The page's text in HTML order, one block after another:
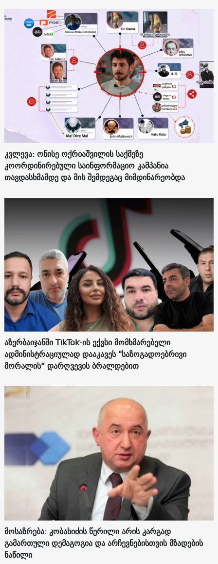
კვლევა: ონისე ოქრიაშვილის საქმეზე
კოორდინირებული საინფორმაციო კამპანია
თავდასხმამდე და მის შემდეგაც მიმდინარეობდა
აზერბაიჯანში TikTok-ის ექვსი მომხმარებელი
ადმინისტრაციულად დააკავეს "საზოგადოებრივი
მორალის“ დარღვევის ბრალდებით
მოსაზრება: კობახიძის წერილი არის კარგად
გამართული დემაგოგია და არჩევნებისთვის მზადების
ნაწილი